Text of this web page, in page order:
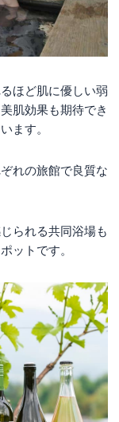
ほど肌に優しい弱
肌効果も期待でき
ます。
れの旅館で良質な
られる共同浴場も
ットです。